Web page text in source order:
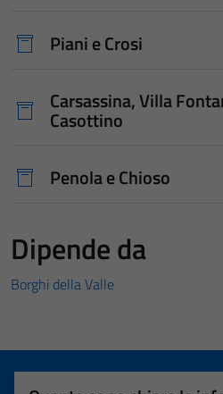
Piani e Crosi
Carsassina, Villa
Casottino
Penola e Chioso
Dipende da
Borghi della Valle